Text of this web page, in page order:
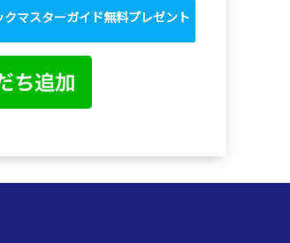
クマスターガイド無料プレゼント